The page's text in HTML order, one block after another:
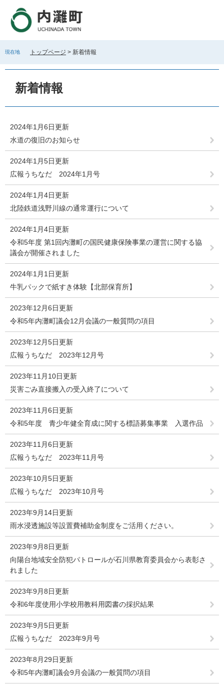
で
ば
現在地 トップページ > 新着情報
新着情報
2024年1月6日更新
水道の復旧のお知らせ
2024年1月5日更新
広報うちなだ 2024年1月号
2024年1月4日更新
北陸鉄道浅野川線の通常運行について
2024年1月4日更新
令和5年度 第1回内灘町の国民健康保険事業の運営に関する協
議会が開催されました
2024年1月1日更新
牛乳パックで紙すき体験【北部保育所】
2023年12月6日更新
令和5年内灘町議会12月会議の一般質問の項目
2023年12月5日更新
広報うちなだ 2023年12月号
2023年11月10日更新
災害ごみ直接搬入の受入終了について
2023年11月6日更新
令和5年度 青少年健全育成に関する標語募集事業 入選作品
2023年11月6日更新
広報うちなだ 2023年11月号
2023年10月5日更新
広報うちなだ 2023年10月号
2023年9月14日更新
雨水浸透施設等設置費補助金制度をご活用ください。
2023年9月8日更新
向陽台地域安全防犯パトロールが石川県教育委員会から表彰さ
れました
2023年9月8日更新
令和6年度使用小学校用教科用図書の採択結果
2023年9月5日更新
広報うちなだ 2023年9月号
2023年8月29日更新
令和5年内灘町議会9月会議の一般質問の項目